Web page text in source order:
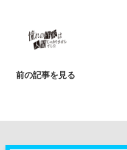
前の記事を見る